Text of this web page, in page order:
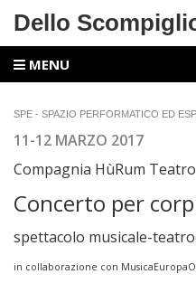
Dello
MENU
SPE - SPAZIO PERFORMATICO ED
11-12 MARZO 2017
Compagnia HùRum Teatro
Concerto per
spettacolo musicale-
in collaborazione con